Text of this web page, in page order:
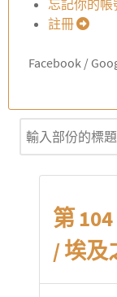
忘記你的帳
註冊
Facebook /
輸入部份的標題
第
/ 埃及